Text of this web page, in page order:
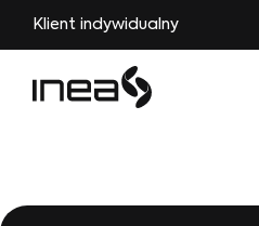
Klient indywidualny